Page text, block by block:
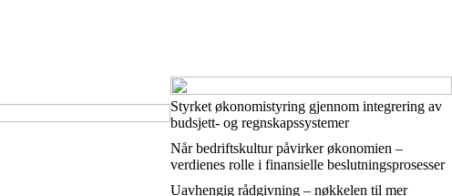
Styrket økonomistyring gjennom integrering av
budsjett- og regnskapssystemer
Når bedriftskultur påvirker økonomien –
verdienes rolle i finansielle beslutningsprosesser
Uavhengig rådgivning – nøkkelen til mer